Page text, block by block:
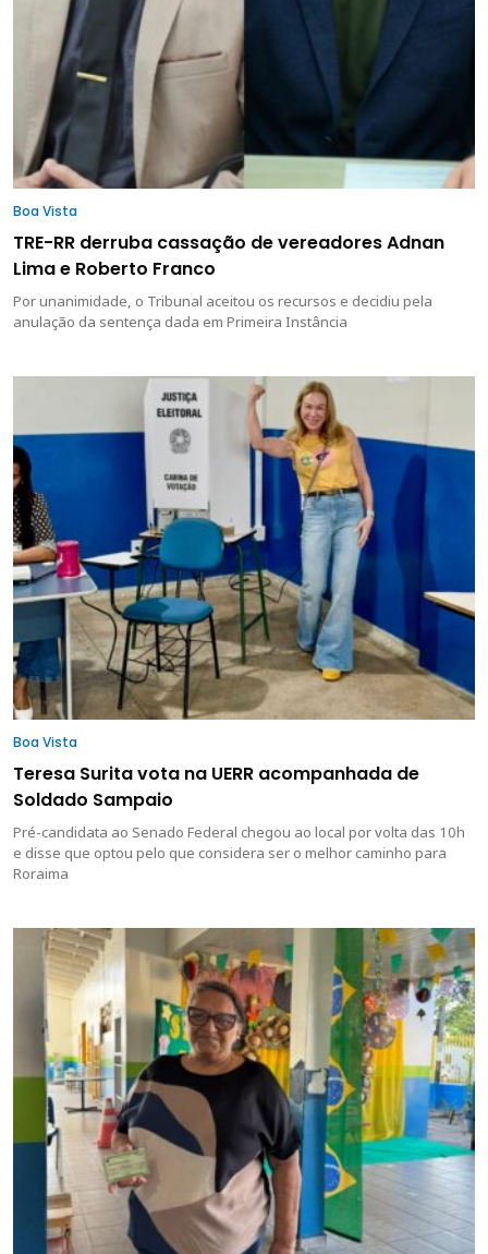
Boa Vista
TRE-RR derruba cassação de vereadores Adnan
Lima e Roberto Franco
Por unanimidade, o Tribunal aceitou os recursos e decidiu pela
anulação da sentença dada em Primeira Instância
Boa Vista
Teresa Surita vota na UERR acompanhada de
Soldado Sampaio
Pré-candidata ao Senado Federal chegou ao local por volta das 10h
e disse que optou pelo que considera ser o melhor caminho para
Roraima